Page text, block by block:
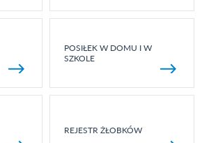
POSIŁEK W DOMU I W
SZKOLE
REJESTR ŻŁOBKÓW